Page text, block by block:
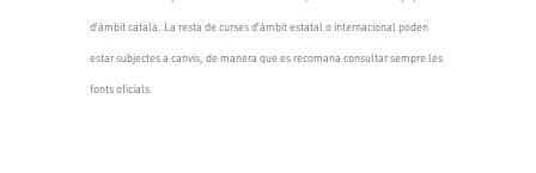
d’àmbit català. La resta de curses d’àmbit estatal o internacional poden
estar subjectes a canvis, de manera que es recomana consultar sempre les
fonts oficials.